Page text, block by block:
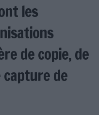
les
de copie, de
de